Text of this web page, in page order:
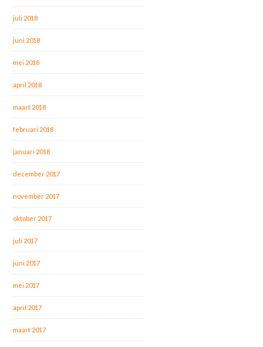
juli 2018
juni 2018
mei 2018
april 2018
maart 2018
februari 2018
januari 2018
december 2017
november 2017
oktober 2017
juli 2017
juni 2017
mei 2017
april 2017
maart 2017